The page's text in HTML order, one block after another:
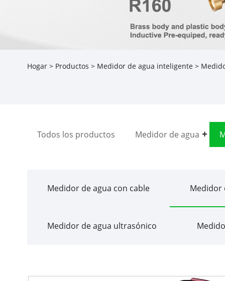
Hogar > Productos > Medidor de agua inteligente>
Todos los productos Medidor de agua
Medidor de agua con cable Medidor
Medidor de agua ultrasónico